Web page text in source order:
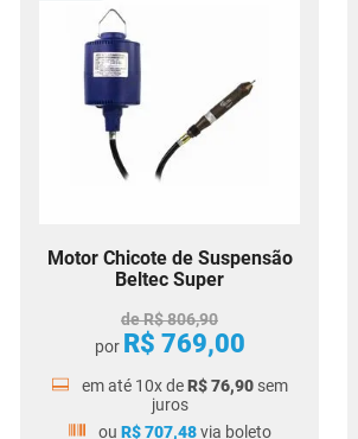
Motor Chicote de Suspensão
Beltec Super
deR$806,90
por R$ 769,00
em até 10x deR$76,90 sem
juros
ou R$707,48via boleto